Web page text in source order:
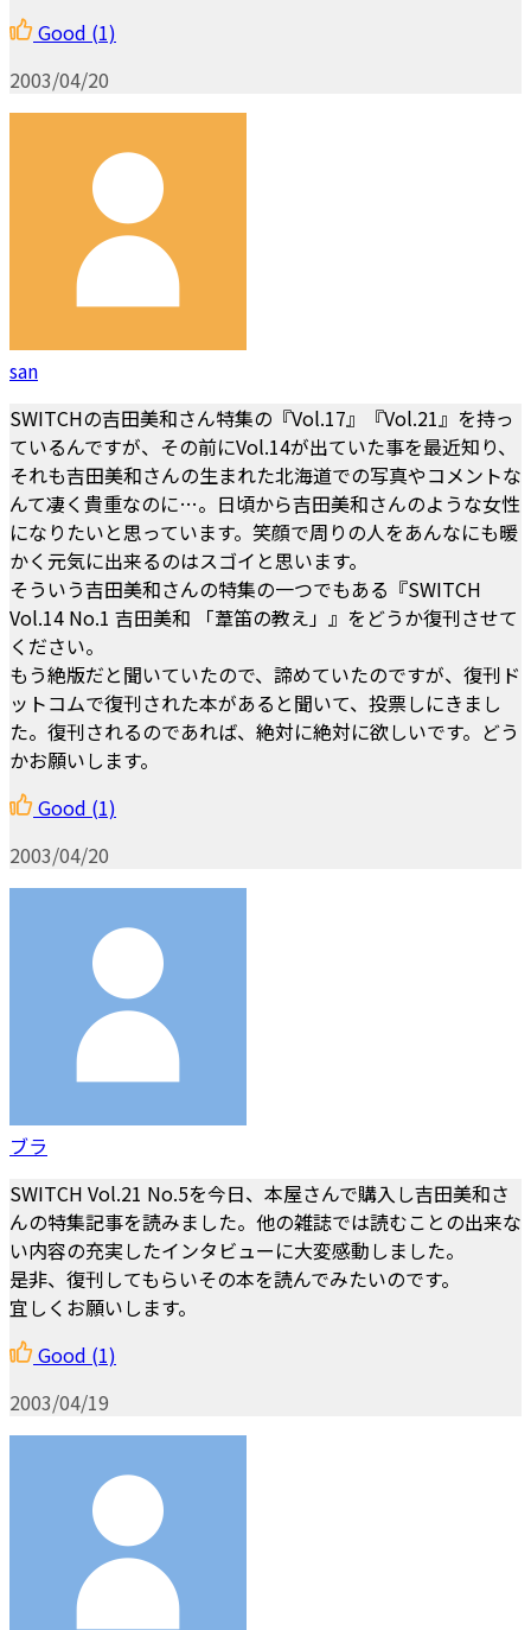
Good (1)
2003/04/20
san
SWITCHの吉田美和さん特集の『Vol.17』『Vol.21』を持っ
ているんですが、その前にVol.14が出ていた事を最近知り、
それも吉田美和さんの生まれた北海道での写真やコメントな
んて凄く貴重なのに…。日頃から吉田美和さんのような女性
になりたいと思っています。笑顔で周りの人をあんなにも暖
かく元気に出来るのはスゴイと思います。
そういう吉田美和さんの特集の一つでもある『SWITCH
Vol.14 No.1 吉田美和 「葦笛の教え」』をどうか復刊させて
ください。
もう絶版だと聞いていたので、諦めていたのですが、復刊ド
ットコムで復刊された本があると聞いて、投票しにきまし
た。復刊されるのであれば、絶対に絶対に欲しいです。どう
かお願いします。
Good (1)
2003/04/20
ブラ
SWITCH Vol.21 No.5を今日、本屋さんで購入し吉田美和さ
んの特集記事を読みました。他の雑誌では読むことの出来な
い内容の充実したインタビューに大変感動しました。
是非、復刊してもらいその本を読んでみたいのです。
宜しくお願いします。
Good (1)
2003/04/19